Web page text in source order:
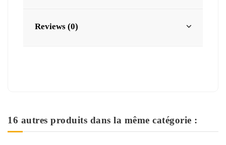
Reviews (0)
16 autres produits dans la même catégorie :